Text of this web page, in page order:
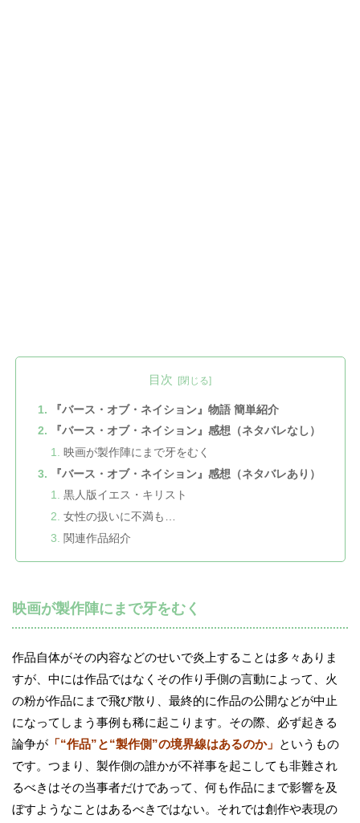
目次
『バース・オブ・ネイション』物語 簡単紹介
『バース・オブ・ネイション』感想（ネタバレなし）
映画が製作陣にまで牙をむく
『バース・オブ・ネイション』感想（ネタバレあり）
黒人版イエス・キリスト
女性の扱いに不満も…
関連作品紹介
映画が製作陣にまで牙をむく
作品自体がその内容などのせいで炎上することは多々ありま
すが、中には作品ではなくその作り手側の言動によって、火
の粉が作品にまで飛び散り、最終的に作品の公開などが中止
になってしまう事例も稀に起こります。その際、必ず起きる
論争が 「“作品”と“製作側”の境界線はあるのか」 というもの
です。つまり、製作側の誰かが不祥事を起こしても非難され
るべきはその当事者だけであって、何も作品にまで影響を及
ぼすようなことはあるべきではない。それでは創作や表現の